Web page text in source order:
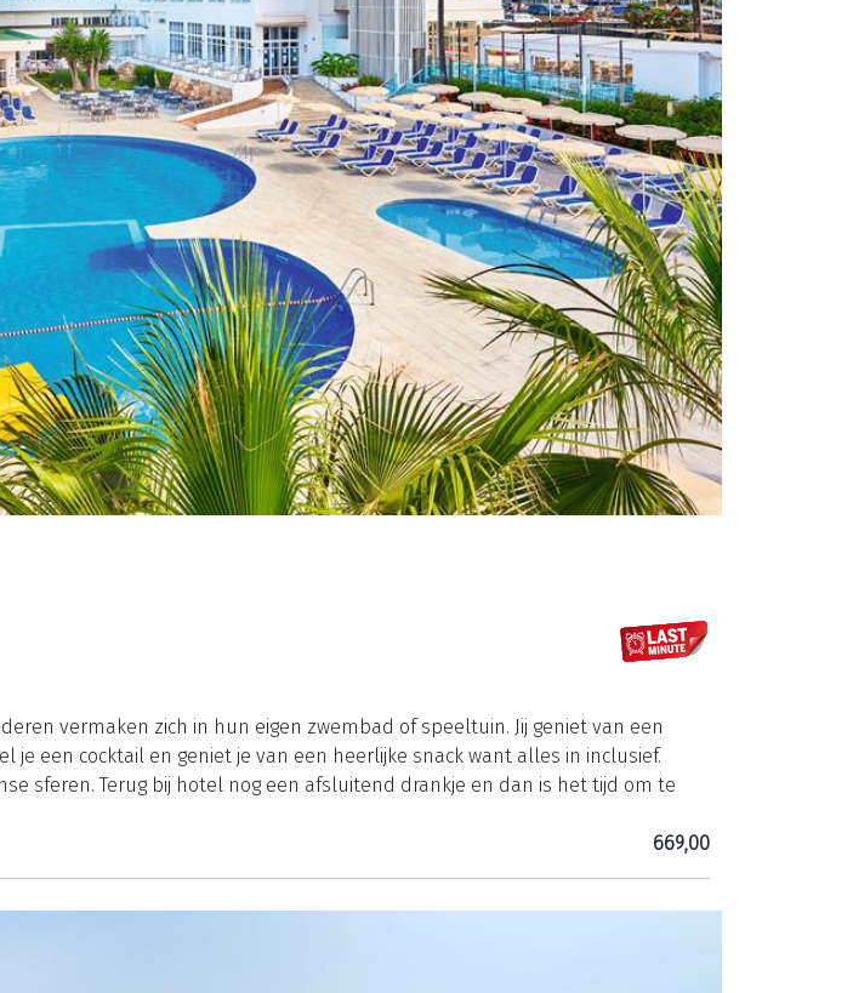
vermaken zich in hun eigen zwembad of speeltuin. Jij geniet van een
een cocktail en geniet je van een heerlijke snack want alles in inclusief.
sferen. Terug bij hotel nog een afsluitend drankje en dan is het tijd om te
669,00